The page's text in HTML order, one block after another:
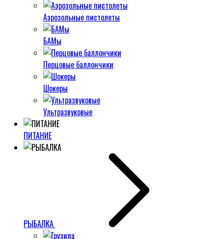
Аэрозольные пистолеты
БАМы
Перцовые баллончики
Шокеры
Ультразвуковые
ПИТАНИЕ
РЫБАЛКА